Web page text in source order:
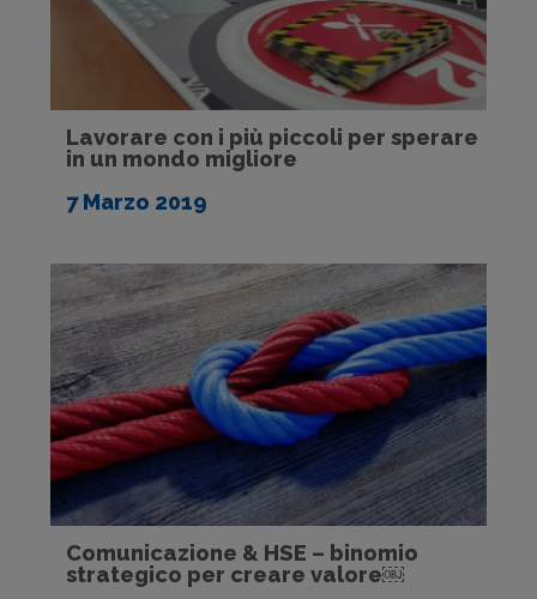
Lavorare con i più piccoli per sperare
in un mondo migliore
7 Marzo 2019
Comunicazione & HSE – binomio
strategico per creare valore￼